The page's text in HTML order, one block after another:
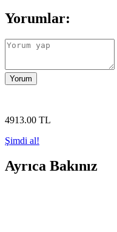
Yorumlar:
Yorum
4913.00 TL
Şimdi al!
Ayrıca Bakınız